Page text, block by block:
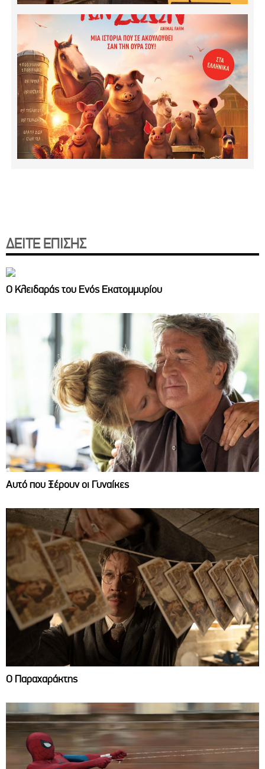
ΔΕΙΤΕ ΕΠΙΣΗΣ
Ο Κλειδαράς του Ενός Εκατομμυρίου
Αυτό που Ξέρουν οι Γυναίκες
Ο Παραχαράκτης